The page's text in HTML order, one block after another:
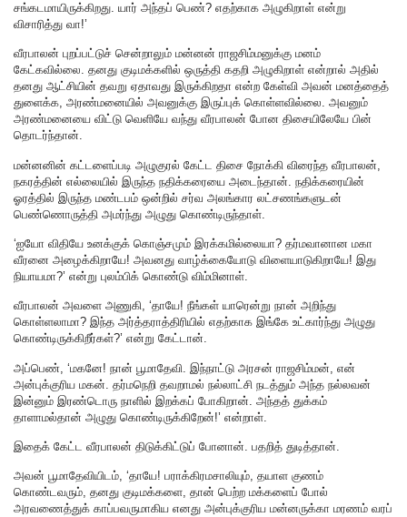
சங்கடமாயிருக்கிறது. யார் அந்தப் பெண்? எதற்காக அழுகிறாள் என்று
விசாரித்து வா!’
வீரபாலன் புறப்பட்டுச் சென்றாலும் மன்னன் ராஜசிம்மனுக்கு மனம்
கேட்கவில்லை. தனது குடிமக்களில் ஒருத்தி கதறி அழுகிறாள் என்றால் அதில்
தனது ஆட்சியின் தவறு ஏதாவது இருக்கிறதா என்ற கேள்வி அவன் மனத்தைத்
துளைக்க, அரண்மனையில் அவனுக்கு இருப்புக் கொள்ளவில்லை. அவனும்
அரண்மனையை விட்டு வெளியே வந்து வீரபாலன் போன திசையிலேயே பின்
தொடர்ந்தான்.
மன்னனின் கட்டளைப்படி அழுகுரல் கேட்ட திசை நோக்கி விரைந்த வீரபாலன்,
நகரத்தின் எல்லையில் இருந்த நதிக்கரையை அடைந்தான். நதிக்கரையின்
ஓரத்தில் இருந்த மண்டபம் ஒன்றில் சர்வ அலங்கார லட்சணங்களுடன்
பெண்ணொருத்தி அமர்ந்து அழுது கொண்டிருந்தாள்.
‘ஐயோ விதியே உனக்குக் கொஞ்சமும் இரக்கமில்லையா? தர்மவானான மகா
வீரனை அழைக்கிறாயே! அவனது வாழ்க்கையோடு விளையாடுகிறாயே! இது
நியாயமா?’ என்று புலம்பிக் கொண்டு விம்மினாள்.
வீரபாலன் அவளை அணுகி, ‘தாயே! நீங்கள் யாரென்று நான் அறிந்து
கொள்ளலாமா? இந்த அர்த்தராத்திரியில் எதற்காக இங்கே உட்கார்ந்து அழுது
கொண்டிருக்கிறீர்கள்?’ என்று கேட்டான்.
அப்பெண், ‘மகனே! நான் பூமாதேவி. இந்நாட்டு அரசன் ராஜசிம்மன், என்
அன்புக்குரிய மகன். தர்மநெறி தவறாமல் நல்லாட்சி நடத்தும் அந்த நல்லவன்
இன்னும் இரண்டொரு நாளில் இறக்கப் போகிறான். அந்தத் துக்கம்
தாளாமல்தான் அழுது கொண்டிருக்கிறேன்!’ என்றாள்.
இதைக் கேட்ட வீரபாலன் திடுக்கிட்டுப் போனான். பதறித் துடித்தான்.
அவன் பூமாதேவியிடம், ‘தாயே! பராக்கிரமசாலியும், தயாள குணம்
கொண்டவரும், தனது குடிமக்களை, தான் பெற்ற மக்களைப் போல்
அரவணைத்துக் காப்பவருமாகிய எனது அன்புக்குரிய மன்னருக்கா மரணம் வரப்